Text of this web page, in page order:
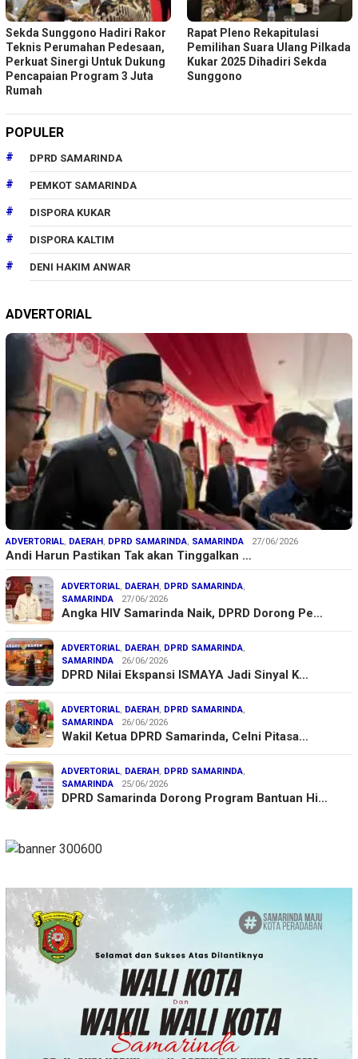
Sekda Sunggono Hadiri Rakor
Teknis Perumahan Pedesaan,
Perkuat Sinergi Untuk Dukung
Pencapaian Program 3 Juta
Rumah
Rapat Pleno Rekapitulasi
Pemilihan Suara Ulang Pilkada
Kukar 2025 Dihadiri Sekda
Sunggono
POPULER
DPRD SAMARINDA
PEMKOT SAMARINDA
DISPORA KUKAR
DISPORA KALTIM
DENI HAKIM ANWAR
ADVERTORIAL
ADVERTORIAL, DAERAH, DPRD SAMARINDA, SAMARINDA 27/06/2026
Andi Harun Pastikan Tak akan Tinggalkan …
ADVERTORIAL, DAERAH, DPRD SAMARINDA,
SAMARINDA
27/06/2026
Angka HIV Samarinda Naik, DPRD Dorong Pe…
ADVERTORIAL, DAERAH, DPRD SAMARINDA,
SAMARINDA
26/06/2026
DPRD Nilai Ekspansi ISMAYA Jadi Sinyal K…
ADVERTORIAL, DAERAH, DPRD SAMARINDA,
SAMARINDA
26/06/2026
Wakil Ketua DPRD Samarinda, Celni Pitasa…
ADVERTORIAL, DAERAH, DPRD SAMARINDA,
SAMARINDA
25/06/2026
DPRD Samarinda Dorong Program Bantuan Hi…